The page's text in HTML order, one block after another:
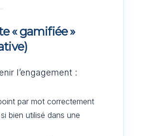
« gamifiée »
l’engagement :
par mot correctement
bien utilisé dans une